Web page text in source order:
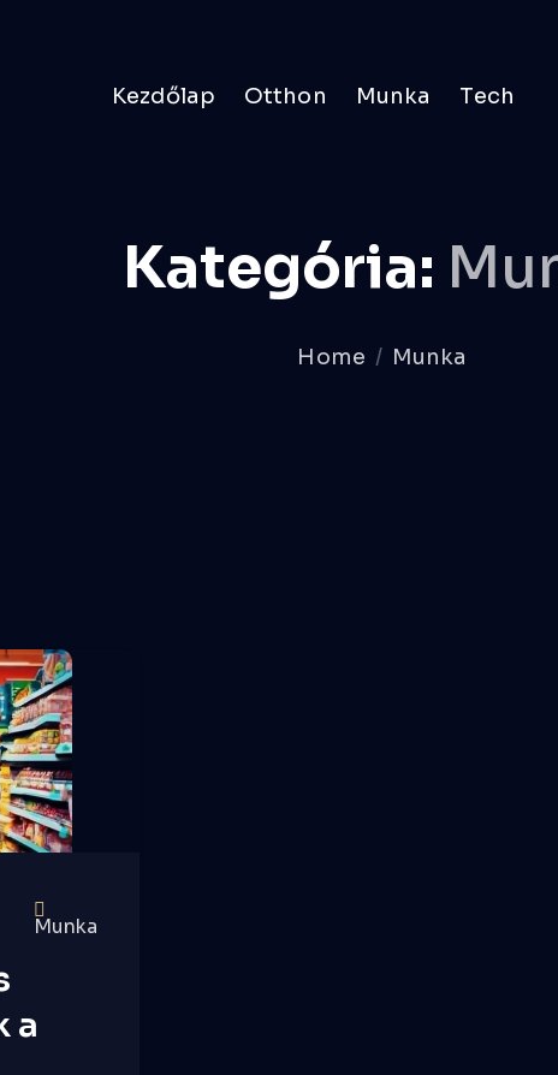
Kezdőlap Otthon Munka Tech
Kategória:
Home Munka
Munka
a